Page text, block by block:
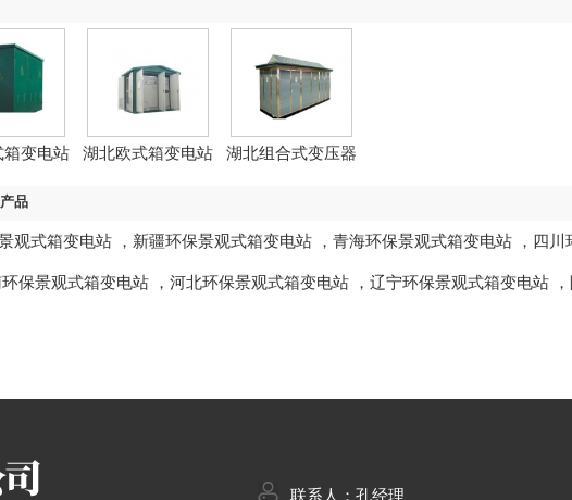
箱变电站 湖北欧式箱变电站 湖北组合式变压器
品
观式箱变电站 ， 新疆环保景观式箱变电站 ， 青海环保景观式箱变电站 ， 四川
保景观式箱变电站 ， 河北环保景观式箱变电站 ， 辽宁环保景观式箱变电站 ，
联系人：孔经理